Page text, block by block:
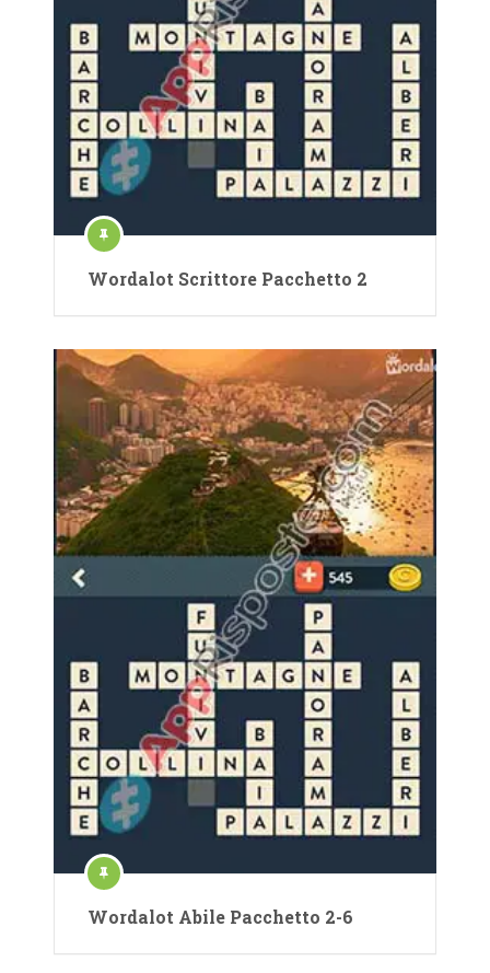
Wordalot Scrittore Pacchetto 2
Wordalot Abile Pacchetto 2-6